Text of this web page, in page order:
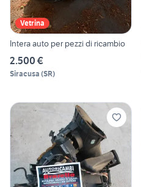
Vetrina
Intera auto per pezzi di ricambio
2.500 €
Siracusa (SR)